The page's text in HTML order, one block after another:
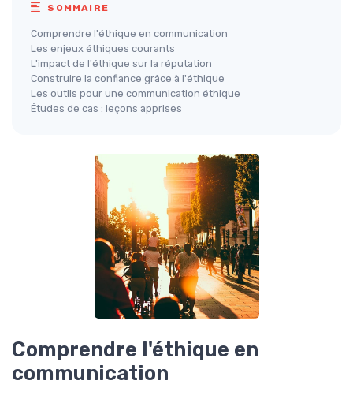
SOMMAIRE
Comprendre l'éthique en communication
Les enjeux éthiques courants
L'impact de l'éthique sur la réputation
Construire la confiance grâce à l'éthique
Les outils pour une communication éthique
Études de cas : leçons apprises
Comprendre l'éthique en
communication